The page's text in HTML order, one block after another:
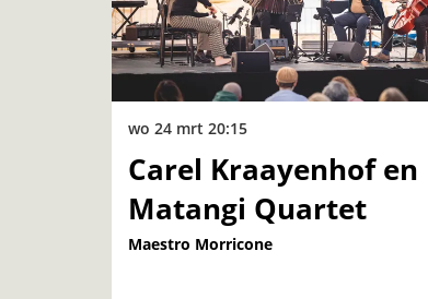
Carel Kraayenhof en
Matangi Quartet
Maestro Morricone
wo 24 mrt 20:15